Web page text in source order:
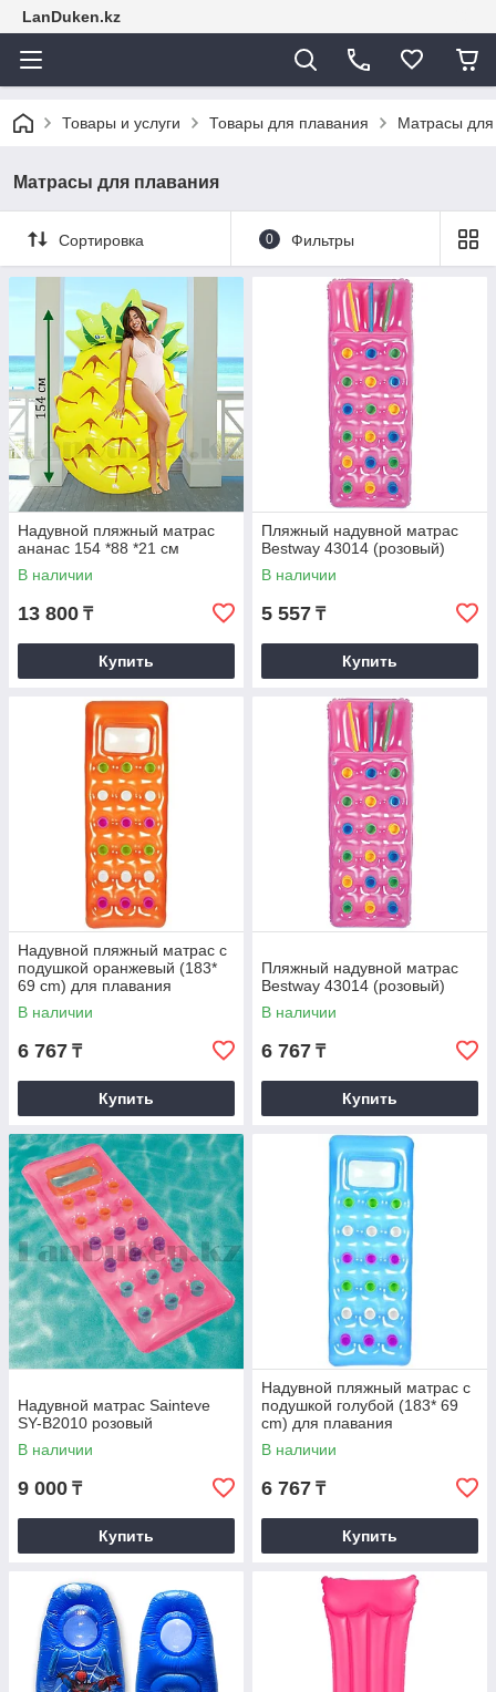
LanDuken.kz
Товары и услуги Товары для плавания Матрасы
Матрасы для плавания
Сортировка 0 Фильтры
Надувной пляжный матрас
ананас 154 *88 *21 см
В наличии
13 800 ₸
Купить
Пляжный надувной матрас
Bestway 43014 (розовый)
В наличии
5 557 ₸
Купить
Надувной пляжный матрас с
подушкой оранжевый (183*
69 cm) для плавания
В наличии
6 767 ₸
Купить
Пляжный надувной матрас
Bestway 43014 (розовый)
В наличии
6 767 ₸
Купить
Надувной матрас Sainteve
SY-B2010 розовый
В наличии
9 000 ₸
Купить
Надувной пляжный матрас с
подушкой голубой (183* 69
cm) для плавания
В наличии
6 767 ₸
Купить